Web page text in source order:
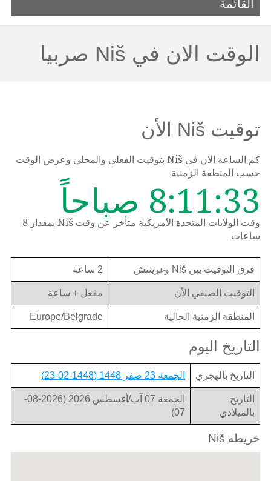
القائمة
الوقت الان في Niš صربيا
توقيت Niš الأن
كم الساعة الان في Niš بتوقيت الفعلي والمحلي وعرض الوقت
حسب المنطقة الزمنية
8:11:33 صباحاً
وقت الولايات المتحدة الأمريكية متأخر عن وقت Niš بمقدار 8
ساعات
فرق التوقيت بين Niš وغرينتش 2 ساعة
التوقيت الصيفي الأن مفعل + ساعة
المنطقة الزمنية الحالية Europe/Belgrade
التاريخ اليوم
التاريخ بالهجري الجمعة 23 صفر 1448 (1448-02-23)
التاريخ
بالميلادي
الجمعة 07 آب/أغسطس 2026 (2026-08-
07)
خريطة Niš